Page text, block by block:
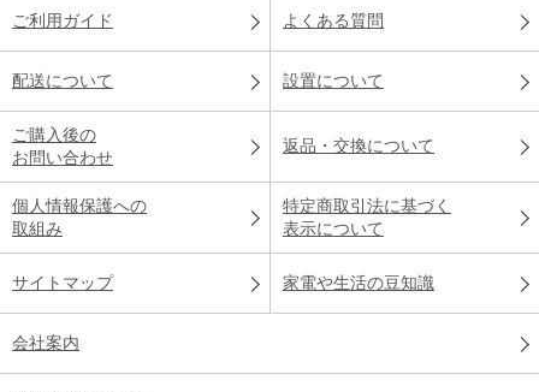
ご利用ガイド よくある質問
配送について 設置について
ご購入後の
お問い合わせ
返品・交換について
個人情報保護への
取組み
特定商取引法に基づく
表示について
サイトマップ 家電や生活の豆知識
会社案内